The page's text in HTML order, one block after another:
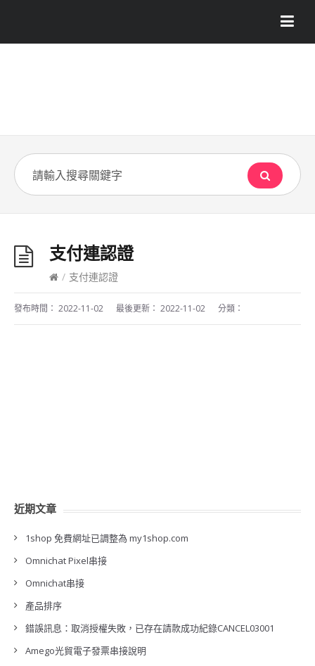
支付連認證
/ 支付連認證
發布時間： 2022-11-02 最後更新： 2022-11-02 分類：
近期文章
1shop 免費網址已調整為 my1shop.com
Omnichat Pixel串接
Omnichat串接
產品排序
錯誤訊息：取消授權失敗，已存在請款成功紀錄CANCEL03001
Amego光貿電子發票串接說明